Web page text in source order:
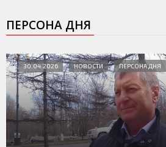
ПЕРСОНА ДНЯ
30.04.2026 НОВОСТИ ПЕРСОНА ДНЯ